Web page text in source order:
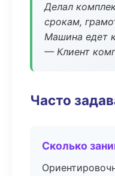
Делал
срокам,
Машина едет
— Клиент
Часто
Сколько